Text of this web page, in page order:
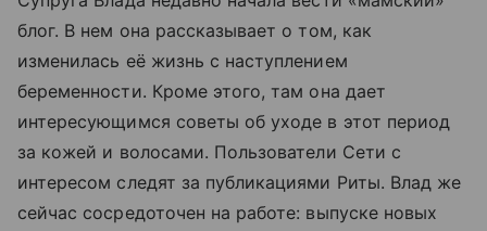
блог. В нем она рассказывает о том, как
изменилась её жизнь с наступлением
беременности. Кроме этого, там она дает
интересующимся советы об уходе в этот период
за кожей и волосами. Пользователи Сети с
интересом следят за публикациями Риты. Влад же
сейчас сосредоточен на работе: выпуске новых